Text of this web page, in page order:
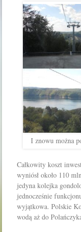
I znowu można
Całkowity koszt
wyniósł około 110
jedyna kolejka
jednocześnie
wyjątkowa. Polskie
wodą aż do